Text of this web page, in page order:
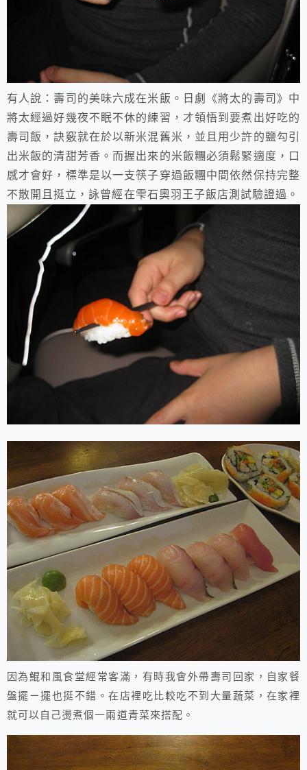
有人說：壽司的美味六成在米飯。日劇《將太的壽司》中
將太經過好幾夜不眠不休的練習，才領悟到要煮出好吃的
壽司飯，訣竅就在於以新米混舊米，並且用少許的鹽勾引
出米飯的清甜芳香。而握出來的米飯糰必須鬆緊適度，口
感才會好，標準是以一支筷子穿過飯糰中間依然保持完整
不散開且挺立，詠曾經在雫石奧羽王子飯店測試驗證過。
因為鯤和風食堂經常客滿，有時我會外帶壽司回家，自家餐
盤擺ㄧ擺也挺不錯。在店裡吃比較吃不到大量蔬菜，在家裡
就可以自己燙煮個一兩道青菜來搭配。